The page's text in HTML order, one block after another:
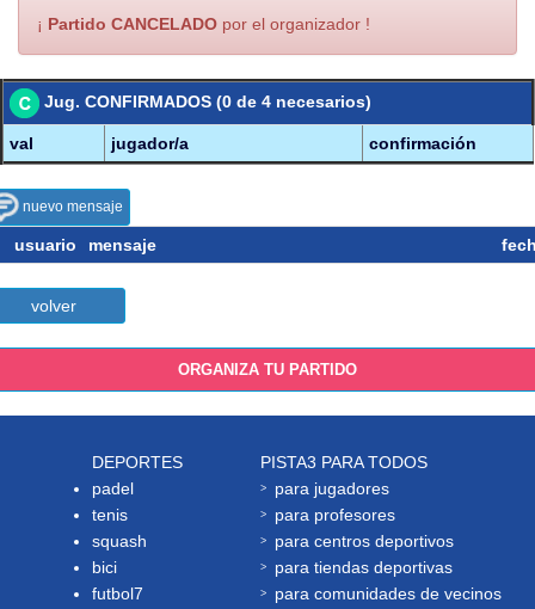
¡ Partido CANCELADO por el organizador !
Jug. CONFIRMADOS (0 de 4 necesarios)
val jugador/a confirmación
nuevo mensaje
usuario mensaje
volver
ORGANIZA TU PARTIDO
DEPORTES
padel
tenis
squash
bici
futbol7
PISTA3 PARA TODOS
para jugadores
para profesores
para centros deportivos
para tiendas deportivas
para comunidades de vecinos